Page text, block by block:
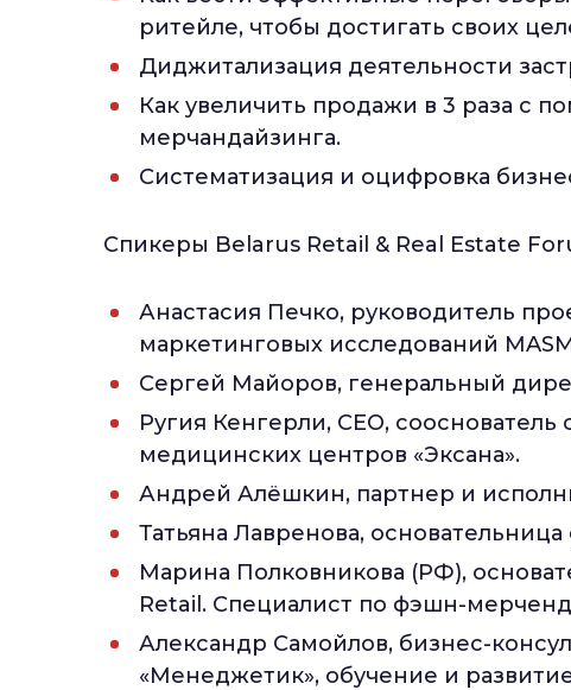
ритейле, чтобы достигать своих
Диджитализация деятельности
Как увеличить продажи в 3 раза с
мерчандайзинга.
Систематизация и оцифровка
Спикеры Belarus Retail & Real Estate
Анастасия Печко, руководитель
маркетинговых исследований
Сергей Майоров, генеральный
Ругия Кенгерли, СEO, сооснователь
медицинских центров «Эксана».
Андрей Алёшкин, партнер и
Татьяна Лавренова,
Марина Полковникова (РФ),
Retail. Специалист по фэшн-
Александр Самойлов, бизнес-
«Менеджетик», обучение и